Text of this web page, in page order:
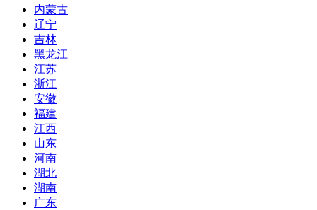
内蒙古
辽宁
吉林
黑龙江
江苏
浙江
安徽
福建
江西
山东
河南
湖北
湖南
广东